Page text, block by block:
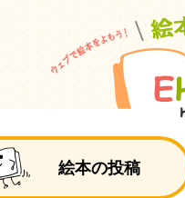
絵本の投稿